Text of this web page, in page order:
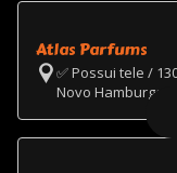
Atlas Parfums
✅ Possui tele /
Novo Hamburgo